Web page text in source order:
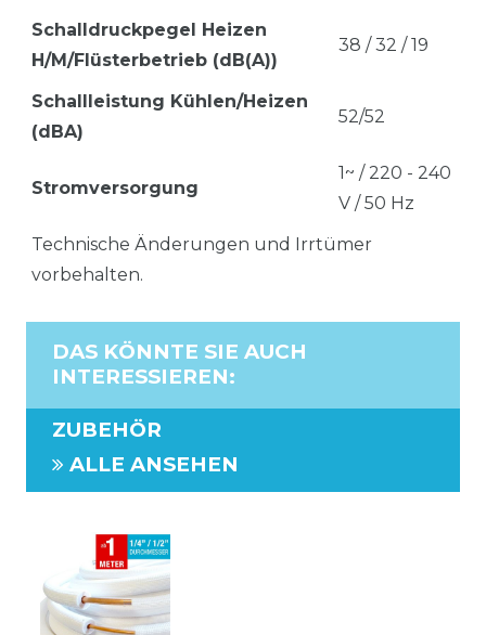
Schalldruckpegel Heizen
H/M/Flüsterbetrieb (dB(A))
38 / 32 / 19
Schallleistung Kühlen/Heizen
(dBA)
52/52
Stromversorgung
1~ / 220 - 240
V / 50 Hz
Technische Änderungen und Irrtümer
vorbehalten.
DAS KÖNNTE SIE AUCH
INTERESSIEREN:
ZUBEHÖR
ALLE ANSEHEN